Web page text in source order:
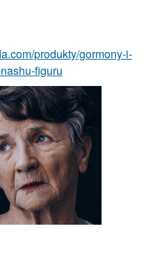
produkty/gormony-i-
figuru